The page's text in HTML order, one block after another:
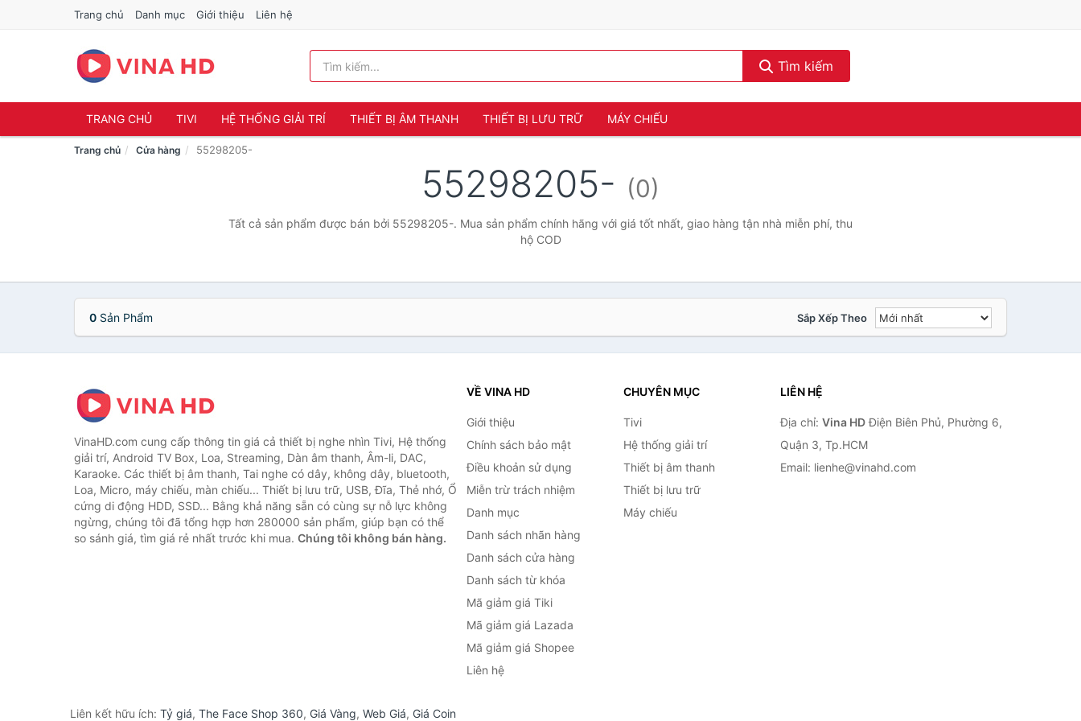
Trang chủ Danh mục Giới thiệu Liên hệ
Tìm kiếm
TRANG CHỦ TIVI HỆ THỐNG GIẢI TRÍ THIẾT BỊ ÂM THANH THIẾT BỊ LƯU TRỮ MÁY CHIẾU
Trang chủ Cửa hàng 55298205-
55298205- (0)
Tất cả sản phẩm được bán bởi 55298205-. Mua sản phẩm chính hãng với giá tốt nhất, giao hàng tận nhà miễn phí, thu
hộ COD
0 Sản Phẩm Sắp Xếp Theo
VinaHD.com cung cấp thông tin giá cả thiết bị nghe nhìn Tivi, Hệ thống
giải trí, Android TV Box, Loa, Streaming, Dàn âm thanh, Âm-li, DAC,
Karaoke. Các thiết bị âm thanh, Tai nghe có dây, không dây, bluetooth,
Loa, Micro, máy chiếu, màn chiếu... Thiết bị lưu trữ, USB, Đĩa, Thẻ nhớ, Ổ
cứng di động HDD, SSD... Bằng khả năng sẵn có cùng sự nỗ lực không
ngừng, chúng tôi đã tổng hợp hơn 280000 sản phẩm, giúp bạn có thể
so sánh giá, tìm giá rẻ nhất trước khi mua. Chúng tôi không bán hàng.
VỀ VINA HD
Giới thiệu
Chính sách bảo mật
Điều khoản sử dụng
Miễn trừ trách nhiệm
Danh mục
Danh sách nhãn hàng
Danh sách cửa hàng
Danh sách từ khóa
Mã giảm giá Tiki
Mã giảm giá Lazada
Mã giảm giá Shopee
Liên hệ
CHUYÊN MỤC
Tivi
Hệ thống giải trí
Thiết bị âm thanh
Thiết bị lưu trữ
Máy chiếu
LIÊN HỆ
Địa chỉ: Vina HDĐiện Biên Phủ, Phường 6,
Quận 3, Tp.HCM
Email: lienhe@vinahd.com
Liên kết hữu ích: Tỷ giá, The Face Shop 360, Giá Vàng, Web Giá, Giá Coin